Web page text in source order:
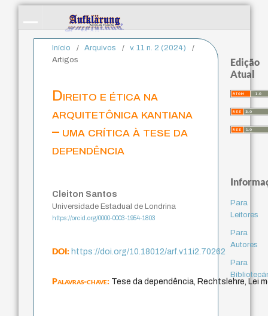
Início / Arquivos / v. 11 n. 2 (2024)
/
Artigos
Direito e ética na
arquitetônica kantiana
– uma crítica à tese da
dependência
Cleiton Santos
Universidade Estadual de Londrina
https://orcid.org/0000-0003-1954-1803
DOI:https://doi.org/10.18012/arf.v11i2.70262
Palavras-chave: Tese da dependência, Rechtslehre, Lei
Edição
Atual
Para
Leitores
Para
Autores
Para